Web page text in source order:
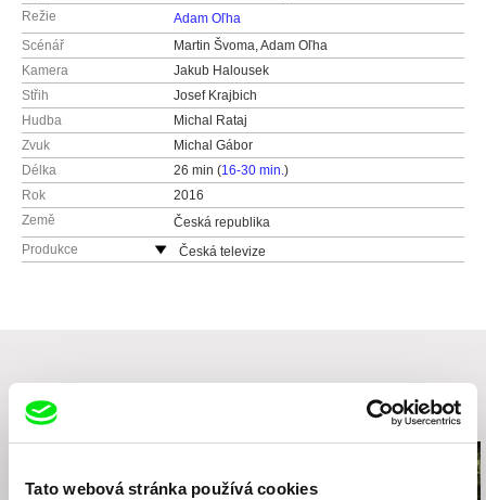
Tato webová stránka používá cookies
Režie
Adam Oľha
Scénář
Martin Švoma, Adam Oľha
Kamera
Jakub Halousek
Střih
Josef Krajbich
Hudba
Michal Rataj
Zvuk
Michal Gábor
Délka
26 min (16-30 min.)
Rok
2016
Země
Česká republika
Produkce
Česká televize
petra.stovikova@ceskatelevize.cz,jitk
a.prochazkova@ceskatelevize.cz
Související filmy (20)